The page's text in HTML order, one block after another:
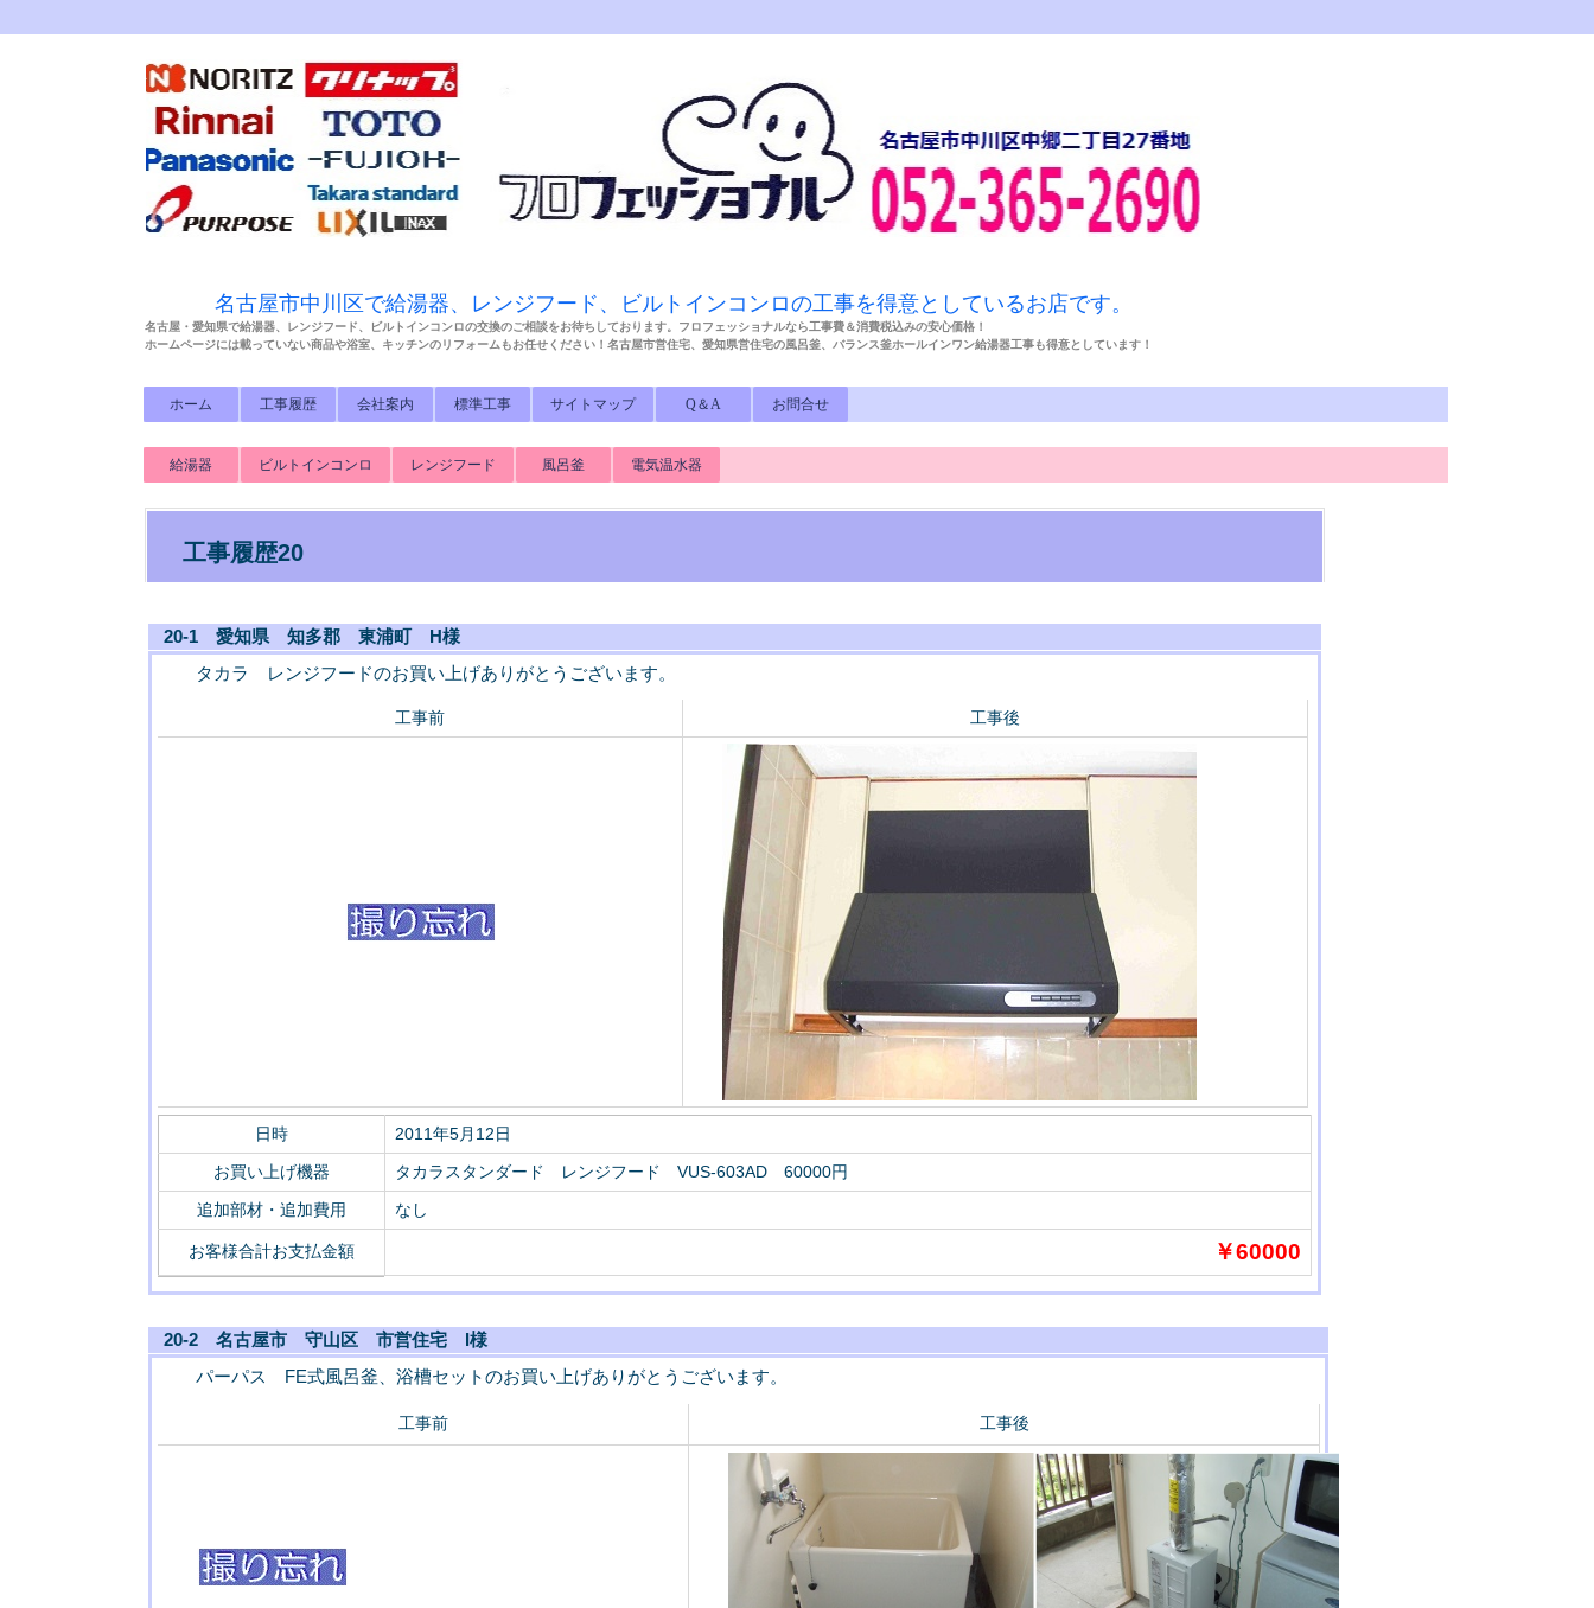
名古屋市中川区で給湯器、レンジフード、ビルトインコンロの工事を得意としているお店です。
名古屋・愛知県で給湯器、レンジフード、ビルトインコンロの交換のご相談をお待ちしております。フロフェッショナルなら工事費＆消費税込みの安心価格！
ホームページには載っていない商品や浴室、キッチンのリフォームもお任せください！名古屋市営住宅、愛知県営住宅の風呂釜、バランス釜ホールインワン給湯器工事も得意としています！
ホーム 工事履歴 会社案内 標準工事 サイトマップ Q＆A お問合せ
給湯器 ビルトインコンロ レンジフード 風呂釜 電気温水器
工事履歴20
20-1 愛知県 知多郡 東浦町 H様
タカラ レンジフードのお買い上げありがとうございます。
工事前 工事後
日時
2011年5月12日
お買い上げ機器
タカラスタンダード レンジフード VUS-603AD 60000円
追加部材・追加費用
なし
お客様合計お支払金額 ￥60000
20-2 名古屋市 守山区 市営住宅 I様
パーパス FE式風呂釜、浴槽セットのお買い上げありがとうございます。
工事前 工事後